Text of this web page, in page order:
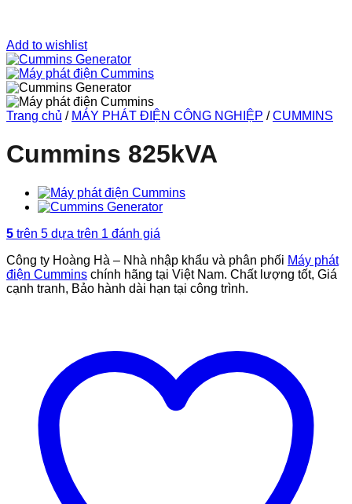
Add to wishlist
Trang chủ / MÁY PHÁT ĐIỆN CÔNG NGHIỆP / CUMMINS
Cummins 825kVA
5 trên 5 dựa trên 1 đánh giá
Công ty Hoàng Hà – Nhà nhập khẩu và phân phối Máy phát
điện Cummins chính hãng tại Việt Nam. Chất lượng tốt, Giá
cạnh tranh, Bảo hành dài hạn tại công trình.